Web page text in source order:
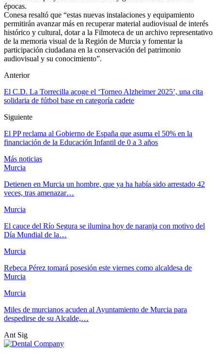
épocas.
Conesa resaltó que “estas nuevas instalaciones y equipamiento
permitirán avanzar más en recuperar material audiovisual de interés
histórico y cultural, dotar a la Filmoteca de un archivo representativo
de la memoria visual de la Región de Murcia y fomentar la
participación ciudadana en la conservación del patrimonio
audiovisual y su conocimiento”.
Anterior
El C.D. La Torrecilla acoge el ‘Torneo Alzheimer 2025’, una cita
solidaria de fútbol base en categoría cadete
Siguiente
El PP reclama al Gobierno de España que asuma el 50% en la
financiación de la Educación Infantil de 0 a 3 años
Más noticias
Murcia
Detienen en Murcia un hombre, que ya ha había sido arrestado 42
veces, tras amenazar…
Murcia
El cauce del Río Segura se ilumina hoy de naranja con motivo del
Día Mundial de la…
Murcia
Rebeca Pérez tomará posesión este viernes como alcaldesa de
Murcia
Murcia
Miles de murcianos acuden al Ayuntamiento de Murcia para
despedirse de su Alcalde,…
Ant Sig